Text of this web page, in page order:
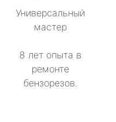
Универсальный
мастер
8 лет опыта в
ремонте
бензорезов.